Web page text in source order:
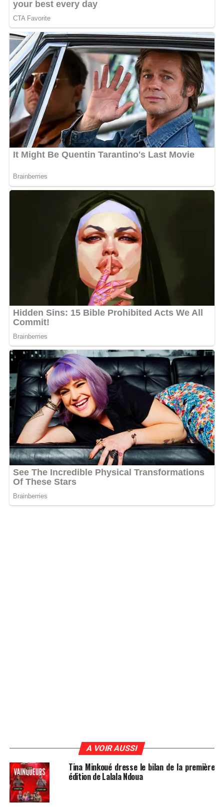
A VOIR AUSSI
Tina Minkoué dresse le bilan de la première
édition de Lalala Ndoua